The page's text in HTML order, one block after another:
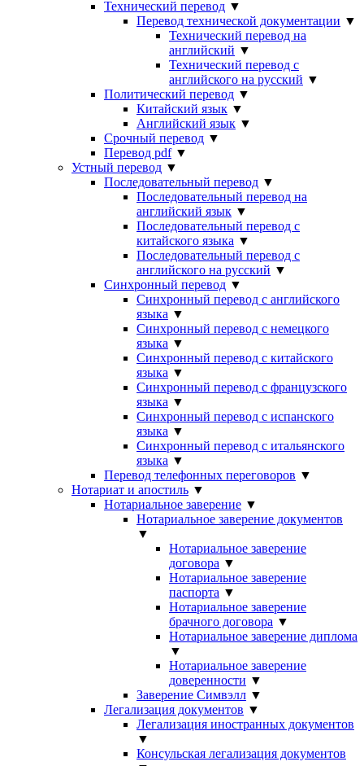
Технический перевод ▼
Перевод технической документации ▼
Технический перевод на
английский ▼
Технический перевод с
английского на русский ▼
Политический перевод ▼
Китайский язык ▼
Английский язык ▼
Срочный перевод ▼
Перевод pdf▼
Устный перевод ▼
Последовательный перевод ▼
Последовательный перевод на
английский язык ▼
Последовательный перевод с
китайского языка ▼
Последовательный перевод с
английского на русский ▼
Синхронный перевод ▼
Синхронный перевод с английского
языка ▼
Синхронный перевод с немецкого
языка ▼
Синхронный перевод с китайского
языка ▼
Синхронный перевод с французского
языка ▼
Синхронный перевод с испанского
языка ▼
Синхронный перевод с итальянского
языка ▼
Перевод телефонных переговоров ▼
Нотариат и апостиль ▼
Нотариальное заверение ▼
Нотариальное заверение документов
▼
Нотариальное заверение
договора ▼
Нотариальное заверение
паспорта ▼
Нотариальное заверение
брачного договора ▼
Нотариальное заверение диплома
▼
Нотариальное заверение
доверенности ▼
Заверение Симвэлл ▼
Легализация документов ▼
Легализация иностранных документов
▼
Консульская легализация документов